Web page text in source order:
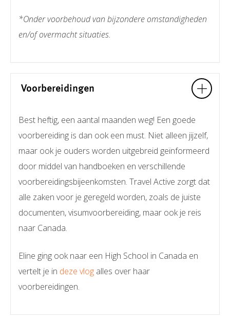
*Onder voorbehoud van bijzondere omstandigheden
en/of overmacht situaties.
Voorbereidingen
Best heftig, een aantal maanden weg! Een goede
voorbereiding is dan ook een must. Niet alleen jijzelf,
maar ook je ouders worden uitgebreid geïnformeerd
door middel van handboeken en verschillende
voorbereidingsbijeenkomsten. Travel Active zorgt dat
alle zaken voor je geregeld worden, zoals de juiste
documenten, visumvoorbereiding, maar ook je reis
naar Canada.
Eline ging ook naar een High School in Canada en
vertelt je in deze vlog alles over haar
voorbereidingen.